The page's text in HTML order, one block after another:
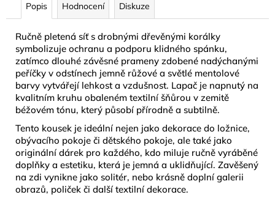
Popis Hodnocení Diskuze
Ručně pletená síť s drobnými dřevěnými korálky
symbolizuje ochranu a podporu klidného spánku,
zatímco dlouhé závěsné prameny zdobené nadýchanými
peříčky v odstínech jemně růžové a světlé mentolové
barvy vytvářejí lehkost a vzdušnost. Lapač je napnutý na
kvalitním kruhu obaleném textilní šňůrou v zemitě
béžovém tónu, který působí přírodně a subtilně.
Tento kousek je ideální nejen jako dekorace do ložnice,
obývacího pokoje či dětského pokoje, ale také jako
originální dárek pro každého, kdo miluje ručně vyráběné
doplňky a estetiku, která je jemná a uklidňující. Zavěšený
na zdi vynikne jako solitér, nebo krásně doplní galerii
obrazů, poliček či další textilní dekorace.
BYLINNÝ
PORCOVANÝ
ČAJ
LYMFODREN
30G
159
Kč